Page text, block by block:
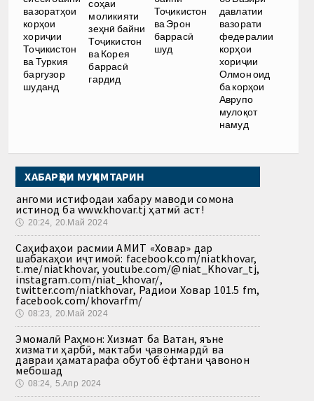
вазоратҳои
корҳои
хориҷии
Тоҷикистон
ва Туркия
баргузор
шуданд
соҳаи
моликияти
зеҳнӣ байни
Тоҷикистон
ва Корея
баррасӣ
гардид
Тоҷикистон
ва Эрон
баррасӣ
шуд
давлатии
вазорати
федералии
корҳои
хориҷии
Олмон оид
ба корҳои
Аврупо
мулоқот
намуд
ХАБАРҲОИ МУҲИМТАРИН
Ҳангоми истифодаи хабару маводи сомона
истинод ба www.khovar.tj ҳатмӣ аст!
🕔 20:24, 20.Май 2024
Саҳифаҳои расмии АМИТ «Ховар» дар
шабакаҳои иҷтимоӣ: facebook.com/niatkhovar,
t.me/niatkhovar, youtube.com/@niat_Khovar_tj,
instagram.com/niat_khovar/,
twitter.com/niatkhovar, Радиои Ховар 101.5 fm,
facebook.com/khovarfm/
🕔 08:23, 20.Май 2024
Эмомалӣ Раҳмон: Хизмат ба Ватан, яъне
хизмати ҳарбӣ, мактаби ҷавонмардӣ ва
давраи ҳаматарафа обутоб ёфтани ҷавонон
мебошад
🕔 08:24, 5.Апр 2024